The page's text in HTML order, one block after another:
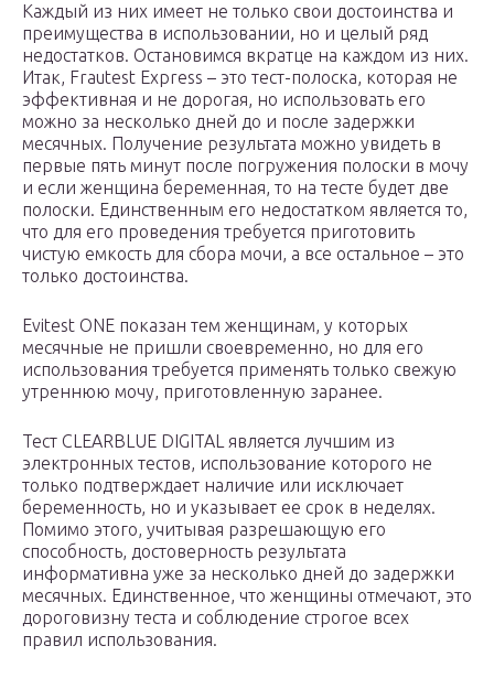
Каждый из них имеет не только свои достоинства и
преимущества в использовании, но и целый ряд
недостатков. Остановимся вкратце на каждом из них.
Итак, Frautest Express – это тест-полоска, которая не
эффективная и не дорогая, но использовать его
можно за несколько дней до и после задержки
месячных. Получение результата можно увидеть в
первые пять минут после погружения полоски в мочу
и если женщина беременная, то на тесте будет две
полоски. Единственным его недостатком является то,
что для его проведения требуется приготовить
чистую емкость для сбора мочи, а все остальное – это
только достоинства.
Evitest ONE показан тем женщинам, у которых
месячные не пришли своевременно, но для его
использования требуется применять только свежую
утреннюю мочу, приготовленную заранее.
Тест CLEARBLUE DIGITAL является лучшим из
электронных тестов, использование которого не
только подтверждает наличие или исключает
беременность, но и указывает ее срок в неделях.
Помимо этого, учитывая разрешающую его
способность, достоверность результата
информативна уже за несколько дней до задержки
месячных. Единственное, что женщины отмечают, это
дороговизну теста и соблюдение строгое всех
правил использования.